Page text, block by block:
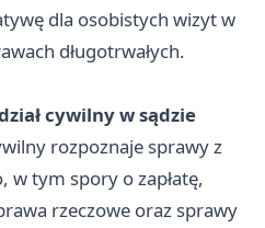
dla osobistych wizyt w
długotrwałych.
cywilny w sądzie
rozpoznaje sprawy z
w tym spory o zapłatę,
rzeczowe oraz sprawy